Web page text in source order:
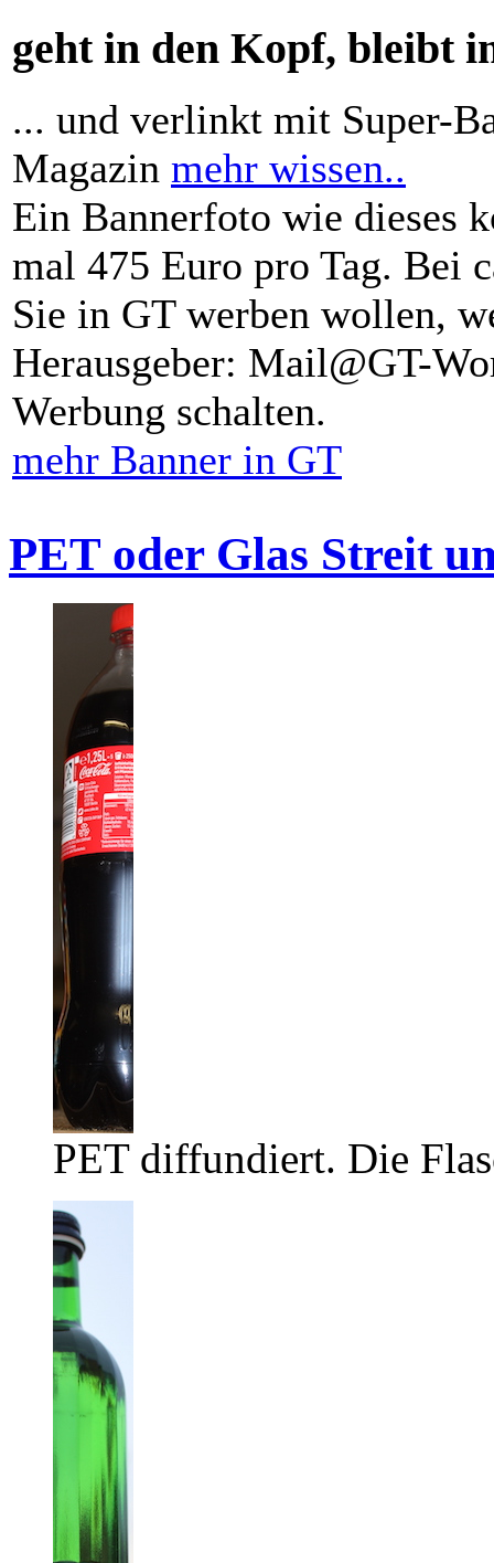
geht in den Kopf, bleibt
... und verlinkt mit Super-
Magazin mehr wissen..
Ein Bannerfoto wie dieses
mal 475 Euro pro Tag. Bei
Sie in GT werben wollen,
Herausgeber: Mail@GT-
Werbung schalten.
mehr Banner in GT
PET oder Glas Streit
PET diffundiert. Die